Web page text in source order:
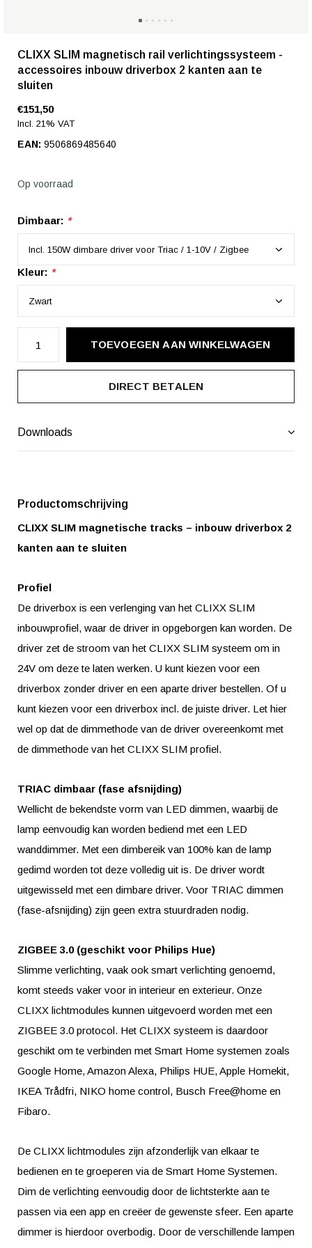
CLIXX SLIM magnetisch rail verlichtingssysteem -
accessoires inbouw driverbox 2 kanten aan te
sluiten
€151,50
Incl. 21% VAT
EAN: 9506869485640
Op voorraad
Dimbaar: *
Kleur: *
TOEVOEGEN AAN WINKELWAGEN
DIRECT BETALEN
Downloads
Productomschrijving
CLIXX SLIM magnetische tracks – inbouw driverbox 2
kanten aan te sluiten
Profiel
De driverbox is een verlenging van het CLIXX SLIM
inbouwprofiel, waar de driver in opgeborgen kan worden. De
driver zet de stroom van het CLIXX SLIM systeem om in
24V om deze te laten werken. U kunt kiezen voor een
driverbox zonder driver en een aparte driver bestellen. Of u
kunt kiezen voor een driverbox incl. de juiste driver. Let hier
wel op dat de dimmethode van de driver overeenkomt met
de dimmethode van het CLIXX SLIM profiel.
TRIAC dimbaar (fase afsnijding)
Wellicht de bekendste vorm van LED dimmen, waarbij de
lamp eenvoudig kan worden bediend met een LED
wanddimmer. Met een dimbereik van 100% kan de lamp
gedimd worden tot deze volledig uit is. De driver wordt
uitgewisseld met een dimbare driver. Voor TRIAC dimmen
(fase-afsnijding) zijn geen extra stuurdraden nodig.
ZIGBEE 3.0 (geschikt voor Philips Hue)
Slimme verlichting, vaak ook smart verlichting genoemd,
komt steeds vaker voor in interieur en exterieur. Onze
CLIXX lichtmodules kunnen uitgevoerd worden met een
ZIGBEE 3.0 protocol. Het CLIXX systeem is daardoor
geschikt om te verbinden met Smart Home systemen zoals
Google Home, Amazon Alexa, Philips HUE, Apple Homekit,
IKEA Trådfri, NIKO home control, Busch Free@home en
Fibaro.
De CLIXX lichtmodules zijn afzonderlijk van elkaar te
bedienen en te groeperen via de Smart Home Systemen.
Dim de verlichting eenvoudig door de lichtsterkte aan te
passen via een app en creëer de gewenste sfeer. Een aparte
dimmer is hierdoor overbodig. Door de verschillende lampen